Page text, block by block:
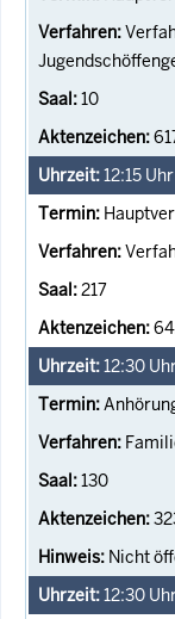
10
12:15 Uhr
217
12:30
130
Nicht
12:30